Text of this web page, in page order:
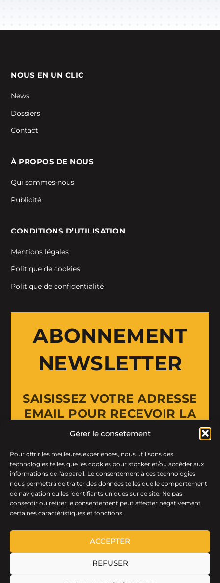
Gérer le consetement
Pour offrir les meilleures expériences, nous utilisons des
technologies telles que les cookies pour stocker et/ou accéder aux
informations de l'appareil. Le consentement à ces technologies
nous permettra de traiter des données telles que le comportement
de navigation ou les identifiants uniques sur ce site. Ne pas
consentir ou retirer le consentement peut affecter négativement
certaines caractéristiques et fonctions.
ACCEPTER
REFUSER
NOUS EN UN CLIC
News
Dossiers
Contact
À PROPOS DE NOUS
Qui sommes-nous
Publicité
CONDITIONS D’UTILISATION
Mentions légales
Politique de cookies
Politique de confidentialité
ABONNEMENT
NEWSLETTER
SAISISSEZ VOTRE ADRESSE
EMAIL POUR RECEVOIR LA
NEWSLETTER
Email Address
LTF © 2026 · Tous droits réservés.